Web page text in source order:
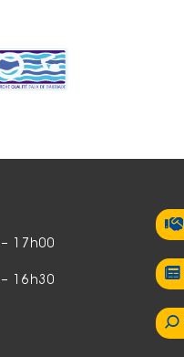
17h00
16h30